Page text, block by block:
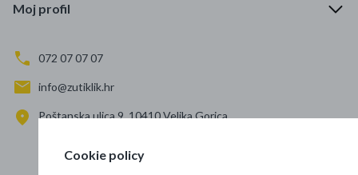
Moj profil
072 07 07 07
info@zutiklik.hr
Poštanska ulica 9, 10410 Velika Gorica
Cookie policy